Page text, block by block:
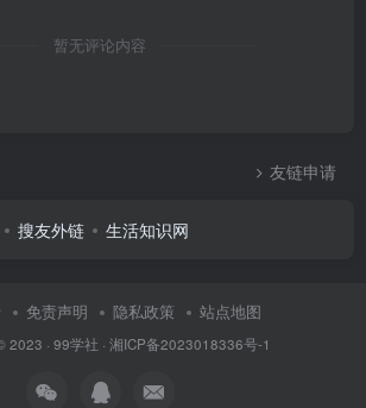
暂无评论内容
友链申请
搜友外链 生活知识网
免责声明 隐私政策 站点地图
2023 · 99学社 · 湘ICP备2023018336号-1